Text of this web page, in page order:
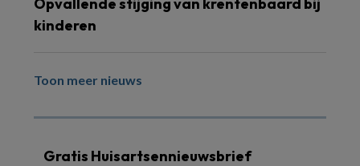
kinderen
Toon meer nieuws
Gratis Huisartsennieuwsbrief